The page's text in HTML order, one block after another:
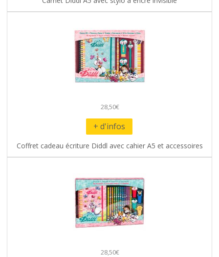
28,50€
+ d'infos
Coffret cadeau écriture Diddl avec cahier A5 et accessoires
28,50€